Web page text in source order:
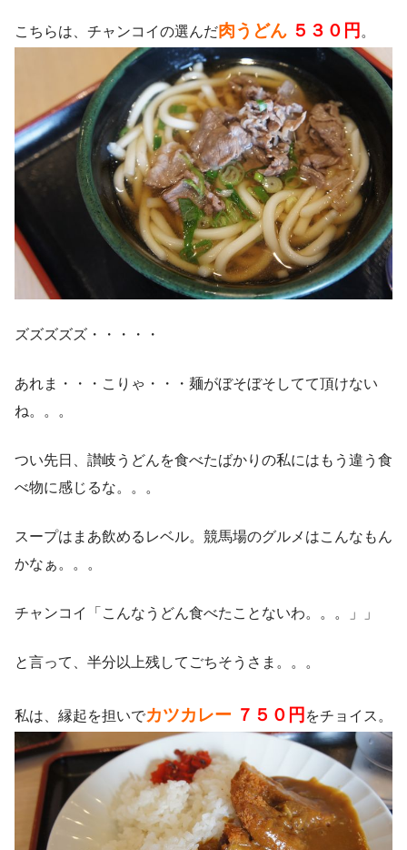
こちらは、チャンコイの選んだ肉うどん ５３０円 。
ズズズズズ・・・・・
あれま・・・こりゃ・・・麺がぼそぼそしてて頂けない
ね。。。
つい先日、讃岐うどんを食べたばかりの私にはもう違う食
べ物に感じるな。。。
スープはまあ飲めるレベル。競馬場のグルメはこんなもん
かなぁ。。。
チャンコイ「こんなうどん食べたことないわ。。。」」
と言って、半分以上残してごちそうさま。。。
私は、縁起を担いでカツカレー ７５０円 をチョイス。